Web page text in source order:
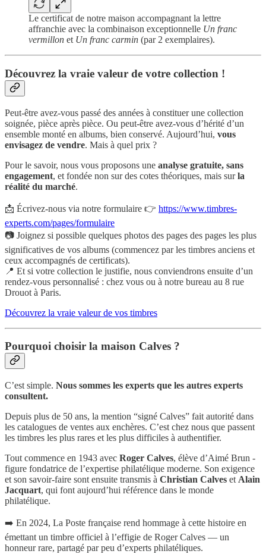
Le certificat de notre maison accompagnant la lettre
affranchie avec la combinaison exceptionnelle Un franc
vermillon et Un franc carmin (par 2 exemplaires).
Découvrez la vraie valeur de votre collection !
Peut-être avez-vous passé des années à constituer une collection
soignée, pièce après pièce. Ou peut-être avez-vous d’hérité d’un
ensemble monté en albums, bien conservé. Aujourd’hui, vous
envisagez de vendre. Mais à quel prix ?
Pour le savoir, nous vous proposons une analyse gratuite, sans
engagement, et fondée non sur des cotes théoriques, mais surla
réalité du marché.
📩 Écrivez-nous via notre formulaire 👉 https://www.timbres-
experts.com/pages/formulaire
📷 Joignez si possible quelques photos des pages des pages les plus
significatives de vos albums (commencez par les timbres anciens et
ceux accompagnés de certificats).
📍 Et si votre collection le justifie, nous conviendrons ensuite d’un
rendez-vous personnalisé : chez vous ou à notre bureau au 8 rue
Drouot à Paris.
Découvrez la vraie valeur de vos timbres
Pourquoi choisir la maison Calves ?
C’est simple. Nous sommes les experts que les autres experts
consultent.
Depuis plus de 50 ans, la mention “signé Calves” fait autorité dans
les catalogues de ventes aux enchères. C’est chez nous que passent
les timbres les plus rares et les plus difficiles à authentifier.
Tout commence en 1943 avec Roger Calves, élève d’Aimé Brun -
figure fondatrice de l’expertise philatélique moderne. Son exigence
et son savoir-faire sont ensuite transmis à Christian Calves et Alain
Jacquart, qui font aujourd’hui référence dans le monde
philatélique.
➡️ En 2024, La Poste française rend hommage à cette histoire en
émettant un timbre officiel à l’effigie de Roger Calves — un
honneur rare, partagé par peu d’experts philatéliques.